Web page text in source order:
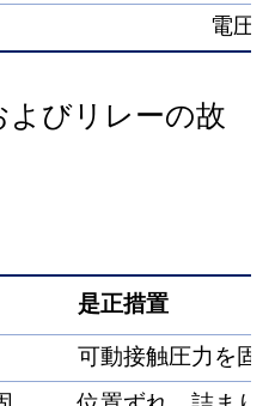
電圧
よびリレーの故
是正措置
可動接触圧力を固